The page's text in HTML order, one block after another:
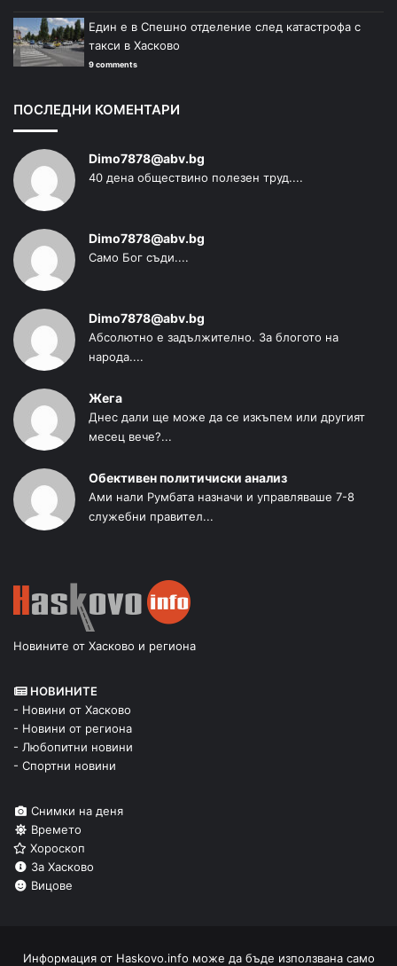
Един е в Спешно отделение след катастрофа с
такси в Хасково
9 comments
ПОСЛЕДНИ КОМЕНТАРИ
Dimo7878@abv.bg
40 дена обществино полезен труд....
Dimo7878@abv.bg
Само Бог съди....
Dimo7878@abv.bg
Абсолютно е задължително. За блогото на
народа....
Жега
Днес дали ще може да се изкъпем или другият
месец вече?...
Обективен политичиски анализ
Ами нали Румбата назначи и управляваше 7-8
служебни правител...
Новините от Хасково и региона
НОВИНИТЕ
- Новини от Хасково
- Новини от региона
- Любопитни новини
- Спортни новини
Снимки на деня
Времето
Хороскоп
За Хасково
Вицове
Информация от Haskovo.info може да бъде използвана само